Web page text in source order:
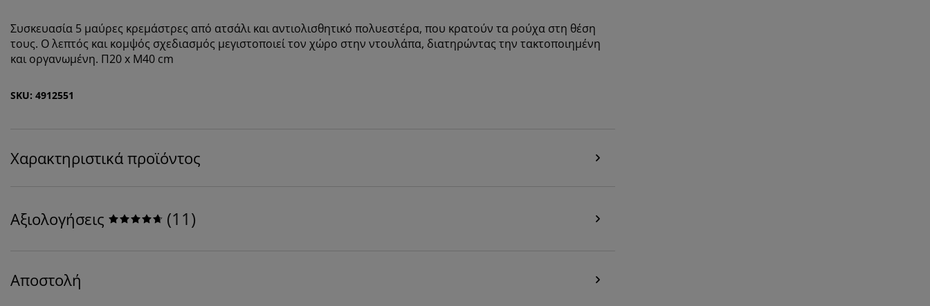
Συσκευασία 5 μαύρες κρεμάστρες από ατσάλι και αντιολισθητικό πολυεστέρα, που κρατούν τα ρούχα στη θέση
τους. Ο λεπτός και κομψός σχεδιασμός μεγιστοποιεί τον χώρο στην ντουλάπα, διατηρώντας την τακτοποιημένη
και οργανωμένη. Π20 x Μ40 cm
SKU: 4912551
Χαρακτηριστικά προϊόντος
Αξιολογήσεις (11)
Αποστολή